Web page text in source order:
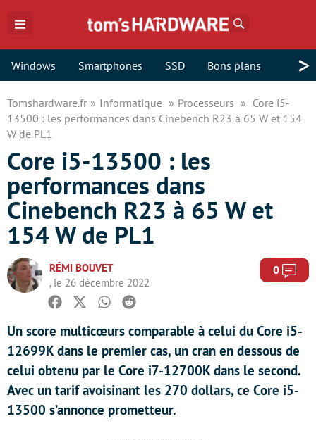
Windows Smartphones SSD Bons plans >
Tomshardware.fr Informatique Processeurs
Core i5-
13500 : les performances dans Cinebench R23 à 65 W et 154
W de PL1
Core i5-13500 : les
performances dans
Cinebench R23 à 65 W et
154 W de PL1
RÉMI BOUVET
, le 26 décembre 2022
0
Facebook
TwitterWhatsapp
Reddit
Un score multicœurs comparable à celui du Core i5-
12699K dans le premier cas, un cran en dessous de
celui obtenu par le Core i7-12700K dans le second.
Avec un tarif avoisinant les 270 dollars, ce Core i5-
13500 s’annonce prometteur.